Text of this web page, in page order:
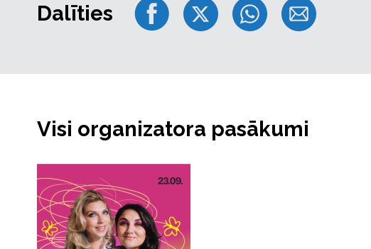
Dalīties
Visi organizatora pasākumi